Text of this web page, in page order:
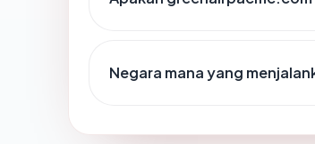
Negara mana yang